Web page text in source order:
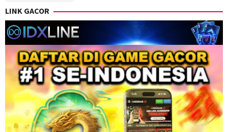
LINK GACOR